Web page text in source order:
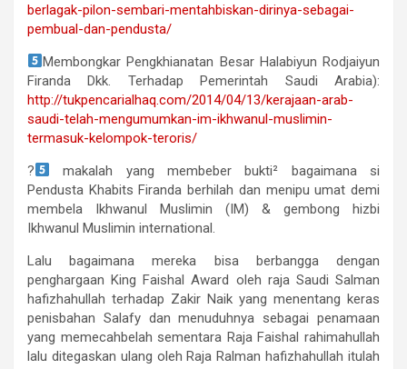
berlagak-pilon-sembari-mentahbiskan-dirinya-sebagai-
pembual-dan-pendusta/
Membongkar Pengkhianatan Besar Halabiyun Rodjaiyun
Firanda Dkk. Terhadap Pemerintah Saudi Arabia):
http://tukpencarialhaq.com/2014/04/13/kerajaan-arab-
saudi-telah-mengumumkan-im-ikhwanul-muslimin-
termasuk-kelompok-teroris/
?
makalah yang membeber bukti² bagaimana si
Pendusta Khabits Firanda berhilah dan menipu umat demi
membela Ikhwanul Muslimin (IM) & gembong hizbi
Ikhwanul Muslimin international.
Lalu bagaimana mereka bisa berbangga dengan
penghargaan King Faishal Award oleh raja Saudi Salman
hafizhahullah terhadap Zakir Naik yang menentang keras
penisbahan Salafy dan menuduhnya sebagai penamaan
yang memecahbelah sementara Raja Faishal rahimahullah
lalu ditegaskan ulang oleh Raja Ralman hafizhahullah itulah